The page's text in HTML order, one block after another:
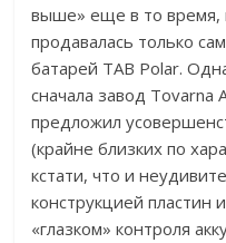
выше» еще в то время,
продавалась только
батарей TAB Polar.
сначала завод Tovarna
предложил
(крайне близких по
кстати, что и
конструкцией пластин
«глазком» контроля